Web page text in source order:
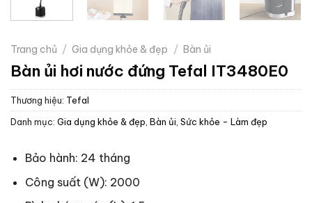
Trang chủ / Gia dụng khỏe & đẹp / Bàn ủi
Bàn ủi hơi nước đứng Tefal IT3480E0
Thương hiệu: Tefal
Danh mục: Gia dụng khỏe & đẹp, Bàn ủi, Sức khỏe - Làm đẹp
Bảo hành: 24 tháng
Công suất (W): 2000